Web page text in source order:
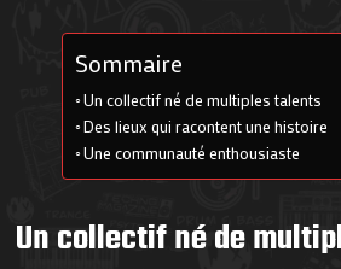
Sommaire
Un collectif né de multiples talents
Des lieux qui racontent une histoire
Une communauté enthousiaste
Un collectif né de